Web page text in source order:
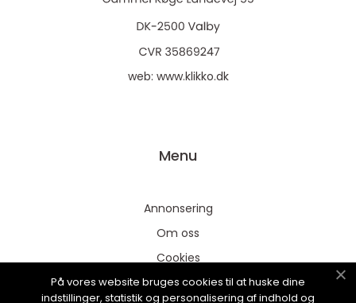
web: www.klikko.dk
Menu
Annonsering
Om oss
Cookies
Kontakta oss
På vores website bruges cookies til at huske dine
indstillinger, statistik og personalisering af indhold og